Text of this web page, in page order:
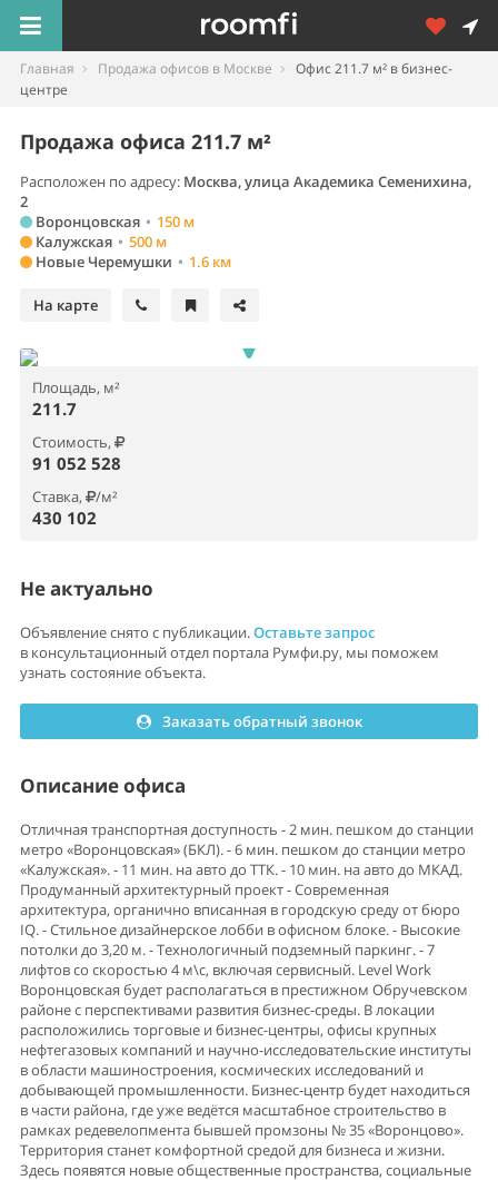
Главная Продажа офисов в Москве
Офис 211.7 м² в бизнес-
центре
Продажа офиса 211.7 м²
Расположен по адресу: Москва, улица Академика Семенихина,
2
Воронцовская • 150 м
Калужская • 500 м
Новые Черемушки • 1.6 км
На карте
Площадь, м²
211.7
Стоимость,
91 052 528
Ставка, /м²
430 102
Не актуально
Объявление снято с публикации.Оставьте запрос
в консультационный отдел портала Румфи.ру, мы поможем
узнать состояние объекта.
Заказать обратный звонок
Описание офиса
Отличная транспортная доступность - 2 мин. пешком до станции
метро «Воронцовская» (БКЛ). - 6 мин. пешком до станции метро
«Калужская». - 11 мин. на авто до ТТК. - 10 мин. на авто до МКАД.
Продуманный архитектурный проект - Современная
архитектура, органично вписанная в городскую среду от бюро
IQ. - Стильное дизайнерское лобби в офисном блоке. - Высокие
потолки до 3,20 м. - Технологичный подземный паркинг. - 7
лифтов со скоростью 4 м\с, включая сервисный. Level Work
Воронцовская будет располагаться в престижном Обручевском
районе с перспективами развития бизнес-среды. В локации
расположились торговые и бизнес-центры, офисы крупных
нефтегазовых компаний и научно-исследовательские институты
в области машиностроения, космических исследований и
добывающей промышленности. Бизнес-центр будет находиться
в части района, где уже ведётся масштабное строительство в
рамках редевелопмента бывшей промзоны № 35 «Воронцово».
Территория станет комфортной средой для бизнеса и жизни.
Здесь появятся новые общественные пространства, социальные